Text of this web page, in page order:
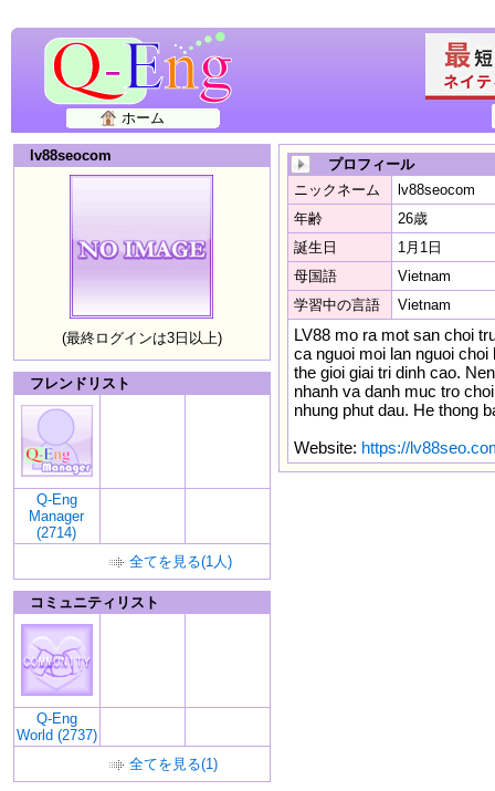
ホーム
lv88seocom
(最終ログインは3日以上)
フレンドリスト
Q-Eng
Manager
(2714)
全てを見る(1人)
コミュニティリスト
Q-Eng
World (2737)
全てを見る(1)
プロフィール
ニックネーム
lv88seocom
年齢
26歳
誕生日
1月1日
母国語
Vietnam
学習中の言語
Vietnam
LV88 mo ra mot san choi
ca nguoi moi lan nguoi
the gioi giai tri dinh cao.
nhanh va danh muc tro
nhung phut dau. He thong
Website: https://